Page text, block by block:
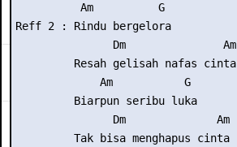
          Am          G
Reff 2 : Rindu bergelora
               Dm               Am
         Resah gelisah nafas cinta
             Am           G
         Biarpun seribu luka
               Dm              Am
         Tak bisa menghapus cinta